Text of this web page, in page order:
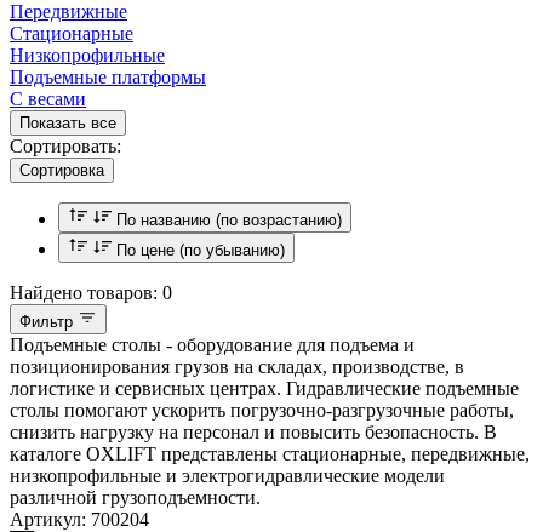
Передвижные
Стационарные
Низкопрофильные
Подъемные платформы
С весами
Показать все
Сортировать:
Сортировка
По названию (по возрастанию)
По цене (по убыванию)
Найдено товаров: 0
Фильтр
Подъемные столы - оборудование для подъема и
позиционирования грузов на складах, производстве, в
логистике и сервисных центрах. Гидравлические подъемные
столы помогают ускорить погрузочно-разгрузочные работы,
снизить нагрузку на персонал и повысить безопасность. В
каталоге OXLIFT представлены стационарные, передвижные,
низкопрофильные и электрогидравлические модели
различной грузоподъемности.
Артикул: 700204